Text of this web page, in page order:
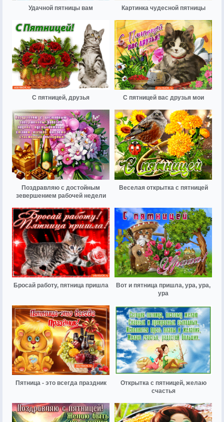
Удачной пятницы вам Картинка чудесной пятницы
С пятницей, друзья С пятницей вас друзья мои
Поздравляю с достойным
зевершением рабочей недели
Веселая открытка с пятницей
Бросай работу, пятница пришла
Вот и пятница пришла, ура, ура,
ура
Пятница - это всегда праздник
Открытка с пятницей, желаю
счастья